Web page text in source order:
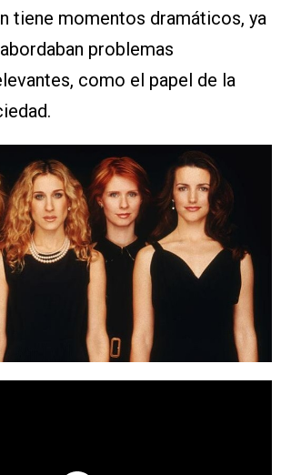
tiene momentos dramáticos, ya
problemas
como el papel de la